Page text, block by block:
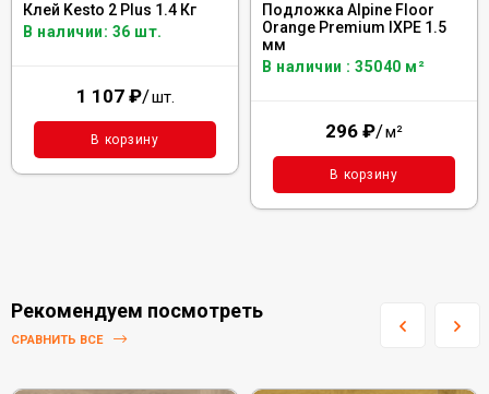
Клей Kesto 2 Plus 1.4 Кг
В наличии: 36 шт.
1 107 ₽/шт.
В корзину
Подложка Alpine Floor
Orange Premium IXPE 1.5
мм
В наличии : 35040 м²
296 ₽/м²
В корзину
Рекомендуем посмотреть
СРАВНИТЬ ВСЕ